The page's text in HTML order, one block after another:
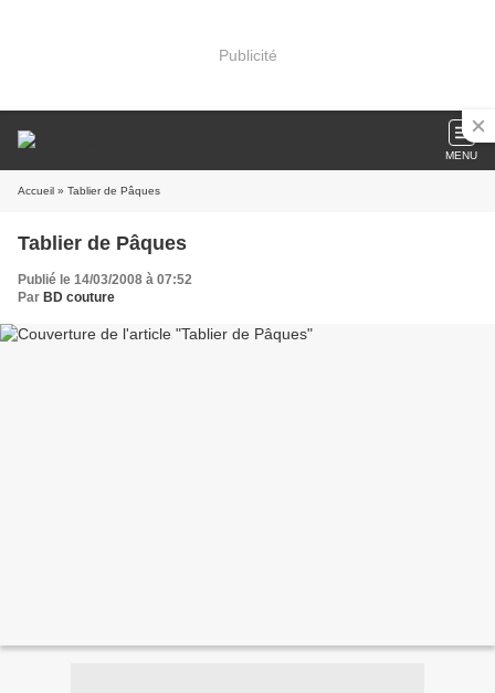
Publicité
MENU
Accueil » Tablier de Pâques
Tablier de Pâques
Publié le 14/03/2008 à 07:52
Par BD couture